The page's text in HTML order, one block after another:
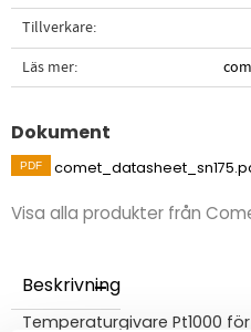
Tillverkare
Läs mer
Dokument
Visa alla produkter från
Beskrivning
Temperaturgivare Pt1000